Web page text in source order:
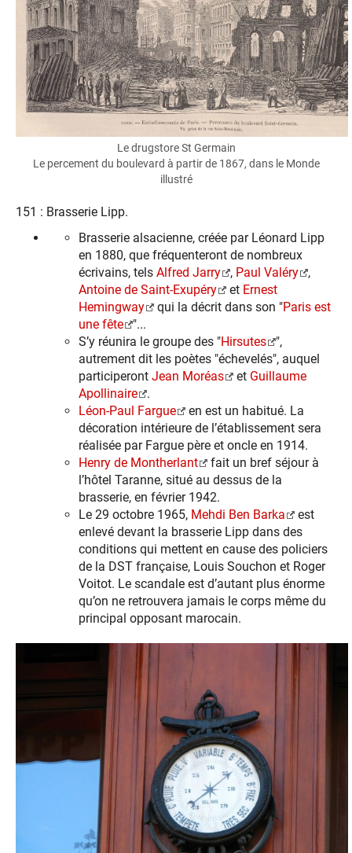
Le drugstore St Germain
Le percement du boulevard à partir de 1867, dans le Monde
illustré
151 : Brasserie Lipp.
Brasserie alsacienne, créée par Léonard Lipp
en 1880, que fréquenteront de nombreux
écrivains, tels Alfred Jarry , Paul Valéry
,
Antoine de Saint-Exupéry
et Ernest
Hemingway
qui la décrit dans son "Paris est
une fête
"...
S’y réunira le groupe des "Hirsutes
",
autrement dit les poètes "échevelés", auquel
participeront Jean Moréas et Guillaume
Apollinaire
.
Léon-Paul Fargue
en est un habitué. La
décoration intérieure de l’établissement sera
réalisée par Fargue père et oncle en 1914.
Henry de Montherlant
fait un bref séjour à
l’hôtel Taranne, situé au dessus de la
brasserie, en février 1942.
Le 29 octobre 1965, Mehdi Ben Barka
est
enlevé devant la brasserie Lipp dans des
conditions qui mettent en cause des policiers
de la DST française, Louis Souchon et Roger
Voitot. Le scandale est d’autant plus énorme
qu’on ne retrouvera jamais le corps même du
principal opposant marocain.